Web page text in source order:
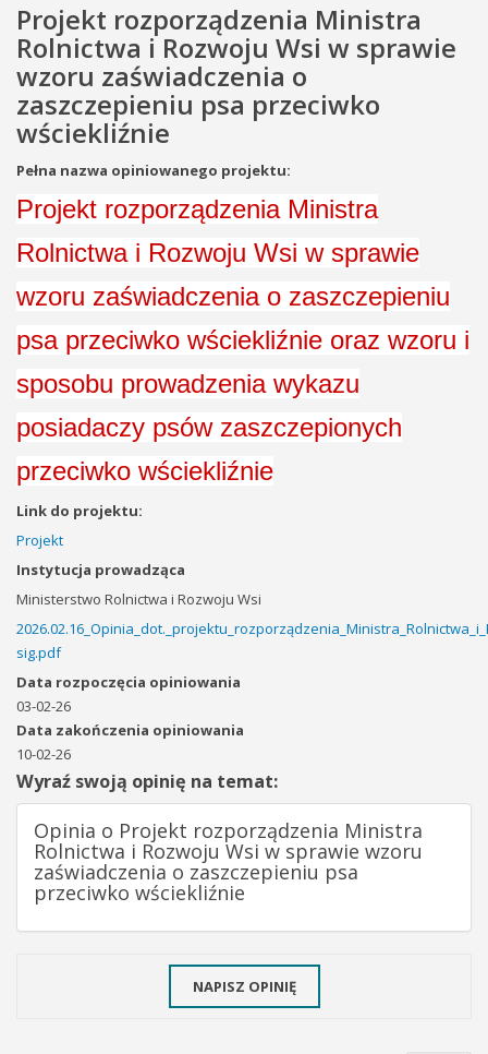
Projekt rozporządzenia Ministra
Rolnictwa i Rozwoju Wsi w sprawie
wzoru zaświadczenia o
zaszczepieniu psa przeciwko
wściekliźnie
Pełna nazwa opiniowanego projektu:
Projekt rozporządzenia Ministra
Rolnictwa i Rozwoju Wsi w sprawie
wzoru zaświadczenia o zaszczepieniu
psa przeciwko wściekliźnie oraz wzoru i
sposobu prowadzenia wykazu
posiadaczy psów zaszczepionych
przeciwko wściekliźnie
Link do projektu:
Projekt
Instytucja prowadząca
Ministerstwo Rolnictwa i Rozwoju Wsi
sig.pdf
Data rozpoczęcia opiniowania
03-02-26
Data zakończenia opiniowania
10-02-26
Wyraź swoją opinię na temat:
Opinia o Projekt rozporządzenia Ministra
Rolnictwa i Rozwoju Wsi w sprawie wzoru
zaświadczenia o zaszczepieniu psa
przeciwko wściekliźnie
NAPISZ OPINIĘ